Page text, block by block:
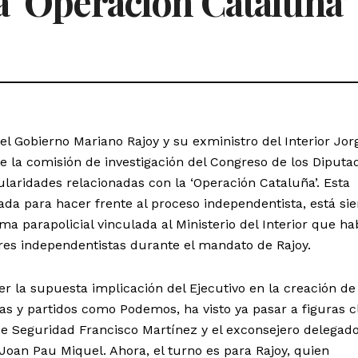
Gobierno Mariano Rajoy y su exministro del Interior
la comisión de investigación del Congreso de los
relacionadas con la ‘Operación Cataluña’. Esta
para hacer frente al proceso independentista, está
parapolicial vinculada al Ministerio del Interior que
independentistas durante el mandato de Rajoy.
la supuesta implicación del Ejecutivo en la creación de
y partidos como Podemos, ha visto ya pasar a figuras
Seguridad Francisco Martínez y el exconsejero
Pau Miquel. Ahora, el turno es para Rajoy, quien